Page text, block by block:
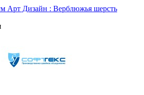
Арт Дизайн : Верблюжья шерсть